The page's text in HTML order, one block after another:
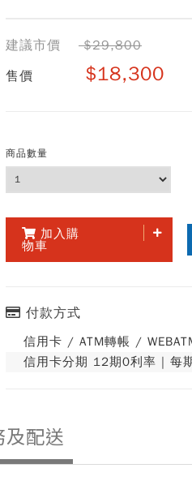
建議市價
$29,800
售價
$18,300
商品數量
加入購
物車
付款方式
信用卡 / ATM轉帳 /
信用卡分期 12期0利率 | 每
配送